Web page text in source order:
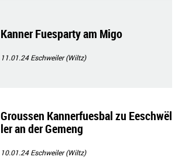
Kanner Fuesparty am Migo
11.01.24Eschweiler (Wiltz)
Groussen Kannerfuesbal zu Eeschwël
ler an der Gemeng
10.01.24Eschweiler (Wiltz)